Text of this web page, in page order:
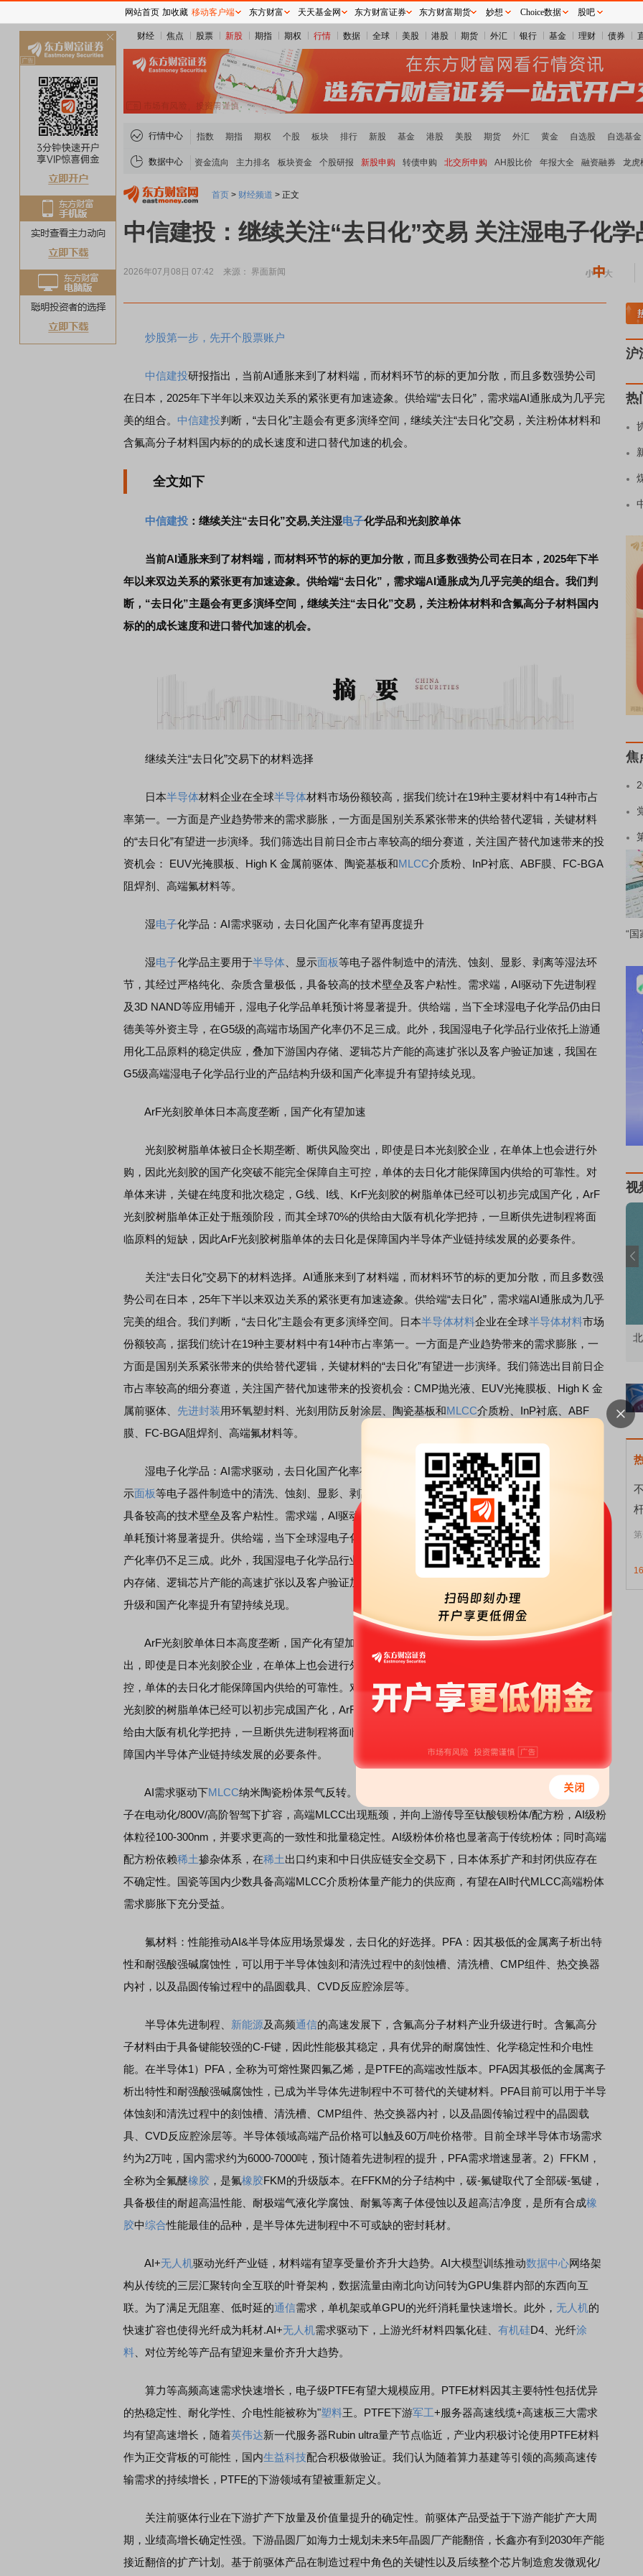
财经 焦点 股票 新股 期指 期权 行情 数据 全球 美股 港股 期货 外汇 银行 基金 理财 债券
行情中心 指数 期指 期权 个股 板块 排行 新股 基金 港股 美股 期货 外汇 黄金 自选股 自选基金
数据中心 资金流向 主力排名 板块资金 个股研报 新股申购 转债申购 北交所申购 AH股比价 年报大全 融资融券 龙虎
首页 > 财经频道 > 正文
中信建投：继续关注“去日化”交易 关注湿电子化
2026年07月08日 07:42 来源： 界面新闻
炒股第一步，先开个股票账户
中信建投研报指出，当前AI通胀来到了材料端，而材料环节的标的更加分散，而且多数强势公司
在日本，2025年下半年以来双边关系的紧张更有加速迹象。供给端“去日化”，需求端AI通胀成为几乎完
美的组合。 中信建投判断，“去日化”主题会有更多演绎空间，继续关注“去日化”交易，关注粉体材料和
含氟高分子材料国内标的的成长速度和进口替代加速的机会。
全文如下
中信建投 ：继续关注“去日化”交易,关注湿电子化学品和光刻胶单体
当前AI通胀来到了材料端，而材料环节的标的更加分散，而且多数强势公司在日本，2025年下半
年以来双边关系的紧张更有加速迹象。供给端“去日化”，需求端AI通胀成为几乎完美的组合。我们判
断，“去日化”主题会有更多演绎空间，继续关注“去日化”交易，关注粉体材料和含氟高分子材料国内
标的的成长速度和进口替代加速的机会。
继续关注“去日化”交易下的材料选择
日本半导体材料企业在全球半导体材料市场份额较高，据我们统计在19种主要材料中有14种市占
率第一。一方面是产业趋势带来的需求膨胀，一方面是国别关系紧张带来的供给替代逻辑，关键材料
的“去日化”有望进一步演绎。我们筛选出目前日企市占率较高的细分赛道，关注国产替代加速带来的投
资机会： EUV光掩膜板、High K 金属前驱体、陶瓷基板和MLCC介质粉、InP衬底、ABF膜、FC-BGA
阻焊剂、高端氟材料等。
湿电子化学品：AI需求驱动，去日化国产化率有望再度提升
湿电子化学品主要用于半导体、显示面板等电子器件制造中的清洗、蚀刻、显影、剥离等湿法环
节，其经过严格纯化、杂质含量极低，具备较高的技术壁垒及客户粘性。需求端，AI驱动下先进制程
及3D NAND等应用铺开，湿电子化学品单耗预计将显著提升。供给端，当下全球湿电子化学品仍由日
德美等外资主导，在G5级的高端市场国产化率仍不足三成。此外，我国湿电子化学品行业依托上游通
用化工品原料的稳定供应，叠加下游国内存储、逻辑芯片产能的高速扩张以及客户验证加速，我国在
G5级高端湿电子化学品行业的产品结构升级和国产化率提升有望持续兑现。
ArF光刻胶单体日本高度垄断，国产化有望加速
光刻胶树脂单体被日企长期垄断、断供风险突出，即使是日本光刻胶企业，在单体上也会进行外
购，因此光刻胶的国产化突破不能完全保障自主可控，单体的去日化才能保障国内供给的可靠性。对
单体来讲，关键在纯度和批次稳定，G线、I线、KrF光刻胶的树脂单体已经可以初步完成国产化，ArF
光刻胶树脂单体正处于瓶颈阶段，而其全球70%的供给由大阪有机化学把持，一旦断供先进制程将面
临原料的短缺，因此ArF光刻胶树脂单体的去日化是保障国内半导体产业链持续发展的必要条件。
关注“去日化”交易下的材料选择。AI通胀来到了材料端，而材料环节的标的更加分散，而且多数强
势公司在日本，25年下半以来双边关系的紧张更有加速迹象。供给端“去日化”，需求端AI通胀成为几乎
完美的组合。我们判断，“去日化”主题会有更多演绎空间。日本半导体材料企业在全球半导体材料市场
份额较高，据我们统计在19种主要材料中有14种市占率第一。一方面是产业趋势带来的需求膨胀，一
方面是国别关系紧张带来的供给替代逻辑，关键材料的“去日化”有望进一步演绎。我们筛选出目前日企
市占率较高的细分赛道，关注国产替代加速带来的投资机会：CMP抛光液、EUV光掩膜板、High K 金
属前驱体、 先进封装用环氧塑封料、光刻用防反射涂层、陶瓷基板和MLCC介质粉、InP衬底、ABF
膜、FC-BGA阻焊剂、高端氟材料等。
湿电子化学品：AI需求驱动，去日化国产化率有望再度提升。湿电子化学品主要用于半导体、显
示面板等电子器件制造中的清洗、蚀刻、显影、剥离等湿法环节，其经过严格纯化、杂质含量极低，
具备较高的技术壁垒及客户粘性。需求端，AI驱动下先进制程及3D NAND等应用铺开，湿电子化学品
单耗预计将显著提升。供给端，当下全球湿电子化学品仍由日德美等外资主导，在G5级的高端市场国
产化率仍不足三成。此外，我国湿电子化学品行业依托上游通用化工品原料的稳定供应，叠加下游国
内存储、逻辑芯片产能的高速扩张以及客户验证加速，我国在G5级高端湿电子化学品行业的产品结构
升级和国产化率提升有望持续兑现。
ArF光刻胶单体日本高度垄断，国产化有望加速。光刻胶树脂单体被日企长期垄断、断供风险突
出，即使是日本光刻胶企业，在单体上也会进行外购，因此光刻胶的国产化突破不能完全保障自主可
控，单体的去日化才能保障国内供给的可靠性。对单体来讲，关键在纯度和批次稳定，G线、I线、KrF
光刻胶的树脂单体已经可以初步完成国产化，ArF光刻胶树脂单体正处于瓶颈阶段，而其全球70%的供
给由大阪有机化学把持，一旦断供先进制程将面临原料的短缺，因此ArF光刻胶树脂单体的去日化是保
障国内半导体产业链持续发展的必要条件。
AI需求驱动下MLCC纳米陶瓷粉体景气反转。AI服务器从GB300向Vera Rubin/Rubin升级、车规电
子在电动化/800V/高阶智驾下扩容，高端MLCC出现瓶颈，并向上游传导至钛酸钡粉体/配方粉，AI级粉
体粒径100-300nm，并要求更高的一致性和批量稳定性。AI级粉体价格也显著高于传统粉体；同时高端
配方粉依赖稀土掺杂体系，在稀土出口约束和中日供应链安全交易下，日本体系扩产和封闭供应存在
不确定性。国瓷等国内少数具备高端MLCC介质粉体量产能力的供应商，有望在AI时代MLCC高端粉体
需求膨胀下充分受益。
氟材料：性能推动AI&半导体应用场景爆发，去日化的好选择。PFA：因其极低的金属离子析出特
性和耐强酸强碱腐蚀性，可以用于半导体蚀刻和清洗过程中的刻蚀槽、清洗槽、CMP组件、热交换器
内衬，以及晶圆传输过程中的晶圆载具、CVD反应腔涂层等。
半导体先进制程、 新能源及高频通信的高速发展下，含氟高分子材料产业升级进行时。含氟高分
子材料由于具备键能较强的C-F键，因此性能极其稳定，具有优异的耐腐蚀性、化学稳定性和介电性
能。在半导体1）PFA，全称为可熔性聚四氟乙烯，是PTFE的高端改性版本。PFA因其极低的金属离子
析出特性和耐强酸强碱腐蚀性，已成为半导体先进制程中不可替代的关键材料。PFA目前可以用于半导
体蚀刻和清洗过程中的刻蚀槽、清洗槽、CMP组件、热交换器内衬，以及晶圆传输过程中的晶圆载
具、CVD反应腔涂层等。半导体领域高端产品价格可以触及60万/吨价格带。目前全球半导体市场需求
约为2万吨，国内需求约为6000-7000吨，预计随着先进制程的提升，PFA需求增速显著。2）FFKM，
全称为全氟醚橡胶 ，是氟橡胶FKM的升级版本。在FFKM的分子结构中，碳-氟键取代了全部碳-氢键，
具备极佳的耐超高温性能、耐极端气液化学腐蚀、耐氟等离子体侵蚀以及超高洁净度，是所有合成橡
胶中综合性能最佳的品种，是半导体先进制程中不可或缺的密封耗材。
AI+无人机驱动光纤产业链，材料端有望享受量价齐升大趋势。AI大模型训练推动数据中心网络架
构从传统的三层汇聚转向全互联的叶脊架构，数据流量由南北向访问转为GPU集群内部的东西向互
联。为了满足无阻塞、低时延的通信需求，单机架或单GPU的光纤消耗量快速增长。此外， 无人机的
快速扩容也使得光纤成为耗材.AI+无人机需求驱动下，上游光纤材料四氯化硅、 有机硅D4、光纤涂
料、对位芳纶等产品有望迎来量价齐升大趋势。
算力等高频高速需求快速增长，电子级PTFE有望大规模应用。PTFE材料因其主要特性包括优异
的热稳定性、耐化学性、介电性能被称为"塑料王。PTFE下游军工+服务器高速线缆+高速板三大需求
均有望高速增长，随着英伟达新一代服务器Rubin ultra量产节点临近，产业内积极讨论使用PTFE材料
作为正交背板的可能性，国内生益科技配合积极做验证。我们认为随着算力基建等引领的高频高速传
输需求的持续增长，PTFE的下游领域有望被重新定义。
关注前驱体行业在下游扩产下放量及价值量提升的确定性。前驱体产品受益于下游产能扩产大周
期，业绩高增长确定性强。下游晶圆厂如海力士规划未来5年晶圆厂产能翻倍，长鑫亦有到2030年产能
接近翻倍的扩产计划。基于前驱体产品在制造过程中角色的关键性以及后续整个芯片制造愈发微观化/
重要机构持股数据
沪
热
焦
“国
视
市价委托那么多种，究竟怎么用？ 北交所顶格打新居然只能中碎股
网站首页 加收藏 移动客户端 东方财富 天天基金网 东方财富证券 东方财富期货 妙想 Choice数据 股吧
关